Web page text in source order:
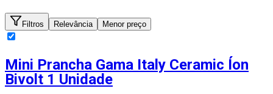
Filtros Relevância Menor preço
Mini Prancha Gama Italy Ceramic Íon
Bivolt 1 Unidade